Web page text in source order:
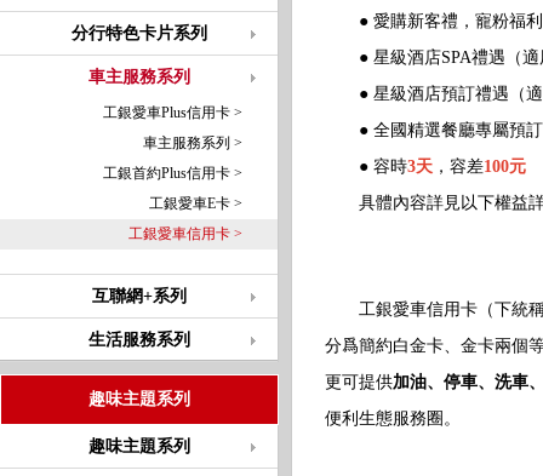
分行特色卡片系列
車主服務系列
工銀愛車Plus信用卡 >
車主服務系列 >
工銀首約Plus信用卡 >
工銀愛車E卡 >
工銀愛車信用卡 >
互聯網+系列
生活服務系列
趣味主題系列
趣味主題系列
● 愛購新客禮，寵粉福利
● 星級酒店SPA禮遇（適
● 星級酒店預訂禮遇（適
● 全國精選餐廳專屬預訂
● 容時3天 ，容差100元
具體內容詳見以下權益
工銀愛車信用卡（下統稱
分爲簡約白金卡、金卡兩個
更可提供加油、停車、洗車
便利生態服務圈。